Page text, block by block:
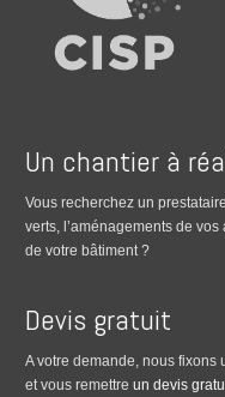
Un chantier à
Vous recherchez un
verts, l’aménagements de
de votre bâtiment ?
Devis gratuit
A votre demande, nous
et vous remettreun devis